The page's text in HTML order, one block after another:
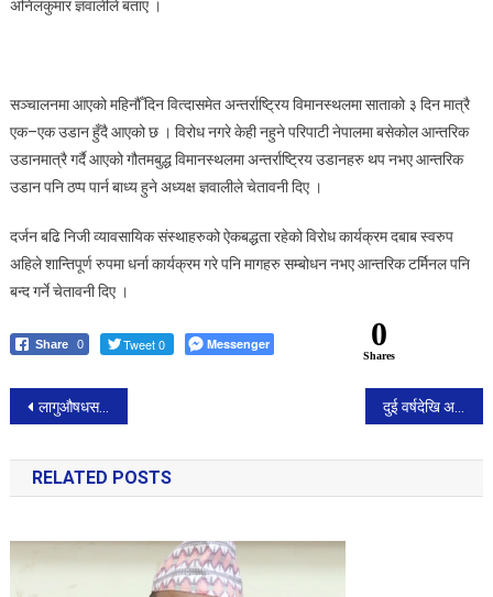
अनिलकुमार ज्ञवालीले बताए ।
सञ्चालनमा आएको महिनौँ दिन वित्दासमेत अन्तर्राष्ट्रिय विमानस्थलमा साताको ३ दिन मात्रै
एक–एक उडान हुँदै आएको छ । विरोध नगरे केही नहुने परिपाटी नेपालमा बसेकोल आन्तरिक
उडानमात्रै गर्दै आएको गौतमबुद्ध विमानस्थलमा अन्तर्राष्ट्रिय उडानहरु थप नभए आन्तरिक
उडान पनि ठप्प पार्न बाध्य हुने अध्यक्ष ज्ञवालीले चेतावनी दिए ।
दर्जन बढि निजी व्यावसायिक संस्थाहरुको ऐकबद्धता रहेको विरोध कार्यक्रम दबाब स्वरुप
अहिले शान्तिपूर्ण रुपमा धर्ना कार्यक्रम गरे पनि मागहरु सम्बोधन नभए आन्तरिक टर्मिनल पनि
बन्द गर्ने चेतावनी दिए ।
Share 0 Tweet 0 Messenger 0
Shares
Post
navigation
लागुऔषधसहित ५ जना पक्राउ दुई वर्षदेखि अवरूद्ध प्रधानमन्त्री कार्यालयको फेसबुक पेज पुनः सञ्चालनमा
RELATED POSTS